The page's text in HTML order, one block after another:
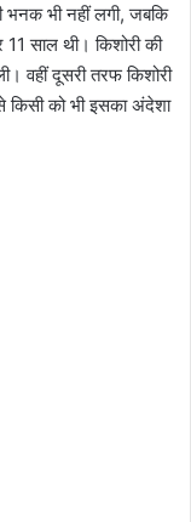
भनक भी नहीं लगी, जबकि
साल थी। किशोरी की
वहीं दूसरी तरफ किशोरी
को भी इसका अंदेशा